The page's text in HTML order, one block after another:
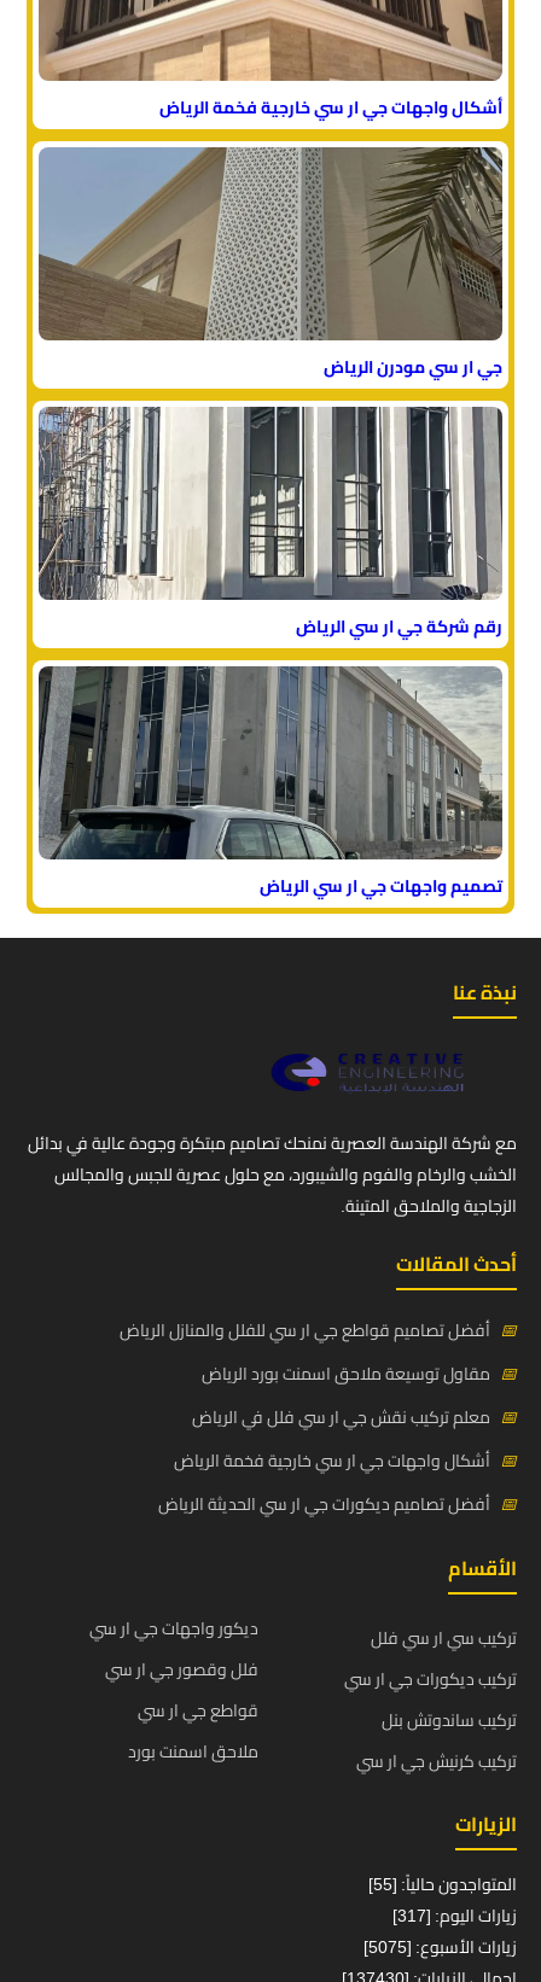
أشكال واجهات جي ار سي خارجية فخمة الرياض
جي ار سي مودرن الرياض
رقم شركة جي ار سي الرياض
تصميم واجهات جي ار سي الرياض
نبذة عنا
مع شركة الهندسة العصرية نمنحك تصاميم مبتكرة وجودة عالية في بدائل
الخشب والرخام والفوم والشيبورد، مع حلول عصرية للجبس والمجالس
الزجاجية والملاحق المتينة.
أحدث المقالات
📅 أفضل تصاميم قواطع جي ار سي للفلل والمنازل الرياض
📅 مقاول توسيعة ملاحق اسمنت بورد الرياض
📅 معلم تركيب نقش جي ار سي فلل في الرياض
📅 أشكال واجهات جي ار سي خارجية فخمة الرياض
📅 أفضل تصاميم ديكورات جي ار سي الحديثة الرياض
الأقسام
تركيب سي ار سي فلل
تركيب ديكورات جي ار سي
تركيب ساندوتش بنل
تركيب كرنيش جي ار سي
ديكور واجهات جي ار سي
فلل وقصور جي ار سي
قواطع جي ار سي
ملاحق اسمنت بورد
الزيارات
المتواجدون حالياً: [55]
زيارات اليوم: [317]
زيارات الأسبوع: [5075]